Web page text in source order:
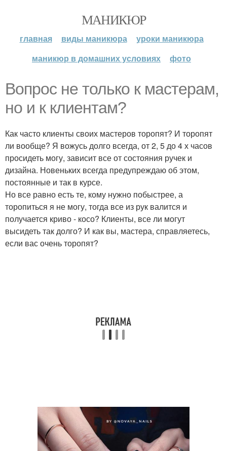
МАНИКЮР
главная виды маникюра
уроки маникюра
маникюр в домашних условиях
фото
Вопрос не только к мастерам,
но и к клиентам?
Как часто клиенты своих мастеров торопят? И торопят
ли вообще? Я вожусь долго всегда, от 2, 5 до 4 х часов
просидеть могу, зависит все от состояния ручек и
дизайна. Новеньких всегда предупреждаю об этом,
постоянные и так в курсе.
Но все равно есть те, кому нужно побыстрее, а
торопиться я не могу, тогда все из рук валится и
получается криво - косо? Клиенты, все ли могут
высидеть так долго? И как вы, мастера, справляетесь,
если вас очень торопят?